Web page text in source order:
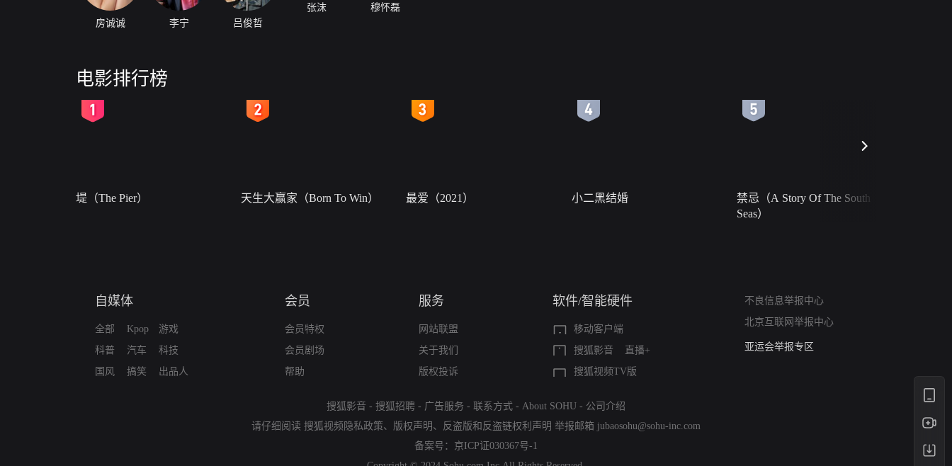
房诚诚 李宁 吕俊哲
张沫 穆怀磊
电影排行榜
堤（The Pier） 天生大赢家（Born To Win） 最爱（2021） 小二黑结婚
禁忌（A Story Of The South
Seas）
自媒体
全部
科普
国风
Kpop
汽车
搞笑
游戏
科技
出品人
会员
会员特权
会员剧场
帮助
服务
网站联盟
关于我们
版权投诉
软件/智能硬件
移动客户端
搜狐影音
直播+
搜狐视频TV版
不良信息举报中心
北京互联网举报中心
算法推荐专项举报
亚运会举报专区
搜狐影音 - 搜狐招聘 - 广告服务 - 联系方式 - About SOHU - 公司介绍
请仔细阅读 搜狐视频隐私政策、 版权声明 、 反盗版和反盗链权利声明 举报邮箱 jubaosohu@sohu-inc.com
备案号： 京ICP证030367号-1